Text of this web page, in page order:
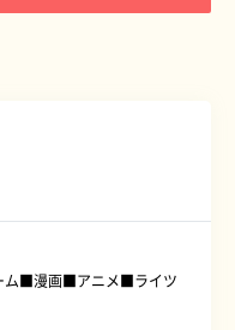
ム■漫画■アニメ■ライツ